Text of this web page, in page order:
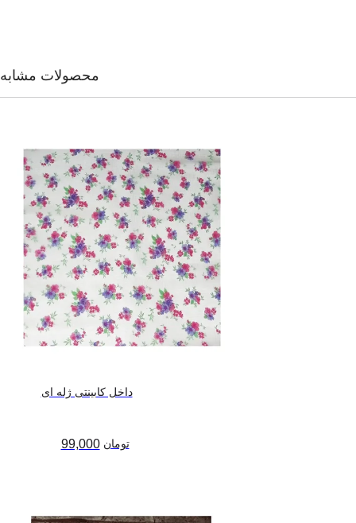
محصولات مشابه
داخل کابینتی ژله ای
99,000 تومان